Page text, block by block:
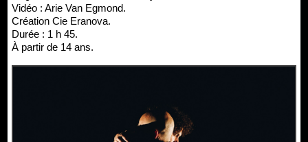
Vidéo : Arie Van Egmond.
Création Cie Eranova.
Durée : 1 h 45.
À partir de 14 ans.